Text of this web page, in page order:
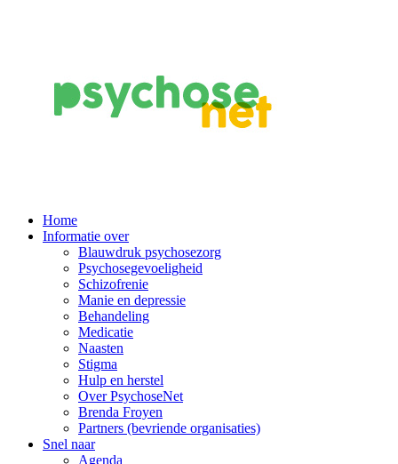
Main
Navigation
Home
Informatie over
Blauwdruk psychosezorg
Psychosegevoeligheid
Schizofrenie
Manie en depressie
Behandeling
Medicatie
Naasten
Stigma
Hulp en herstel
Over PsychoseNet
Brenda Froyen
Partners (bevriende organisaties)
Snel naar
Agenda